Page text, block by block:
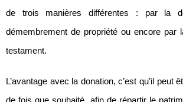
de trois manières différentes : par la
démembrement de propriété ou encore par
testament.
L’avantage avec la donation, c’est qu’il peut